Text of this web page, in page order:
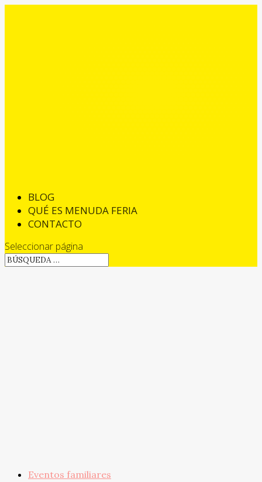
BLOG
QUÉ ES MENUDA FERIA
CONTACTO
Seleccionar página
Eventos familiares